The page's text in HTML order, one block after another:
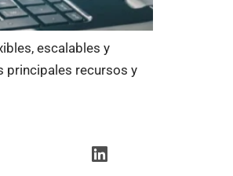
escalables y
principales recursos y